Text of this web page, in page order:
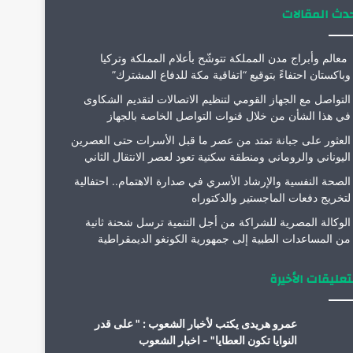
المقالات
معالم وأبراج مدن المملكة تتوشّح بأعلام المملكة وتركيا
وباكستان احتفاءً بتوقيع “اتفاقية مكة للدفاع المشترك”
التواصل مع الجهاز القومي لتنظيم الاتصالات لتقديم الشكاوى
في هذا الشأن من خلال قنوات التواصل الخاصة بالجهاز
العثور على جبانة تمتد من عصر ما قبل الأسرات حتى العصرين
اليوناني والروماني ومنطقة سكنية تعود لعصر الانتقال الثاني
الصحة النفسية والإرشاد الأسري في صدارة الاهتمام.. احتفالية
لتخريج دفعات الماجستير والدكتوراه
الوكالة المصرية للشراكة من أجل التنمية ترسل شحنة ثانية
من المساعدات الطبية إلى جمهورية الكونغو الديمقراطية
الأخيرة
عمرو هريدى يكتب لأخبار الشعوب : " على قدر
النوايا تكون العطايا" - اخبار الشعوب